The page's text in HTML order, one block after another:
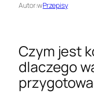
Autor:wPrzepisy
Czym jest
dlaczego